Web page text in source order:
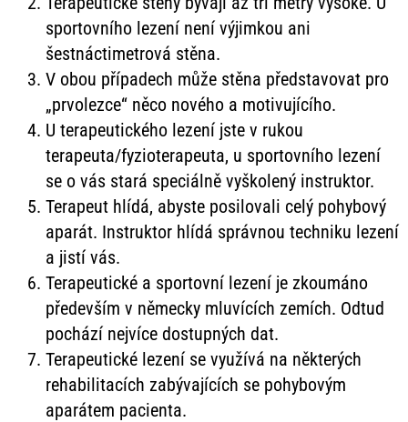
sportovního lezení není výjimkou ani
šestnáctimetrová stěna.
V obou případech může stěna představovat pro
„prvolezce“ něco nového a motivujícího.
U terapeutického lezení jste v rukou
terapeuta/fyzioterapeuta, u sportovního lezení
se o vás stará speciálně vyškolený instruktor.
Terapeut hlídá, abyste posilovali celý pohybový
aparát. Instruktor hlídá správnou techniku lezení
a jistí vás.
Terapeutické a sportovní lezení je zkoumáno
především v německy mluvících zemích. Odtud
pochází nejvíce dostupných dat.
Terapeutické lezení se využívá na některých
rehabilitacích zabývajících se pohybovým
aparátem pacienta.